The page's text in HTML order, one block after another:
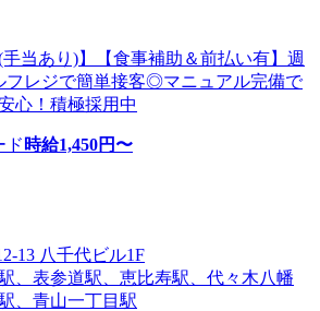
手当あり)】【食事補助＆前払い有】週
フレジで簡単接客◎マニュアル完備で
心！積極採用中
ド 時給1,450円〜
13 八千代ビル1F
、表参道駅、恵比寿駅、代々木八幡
、青山一丁目駅